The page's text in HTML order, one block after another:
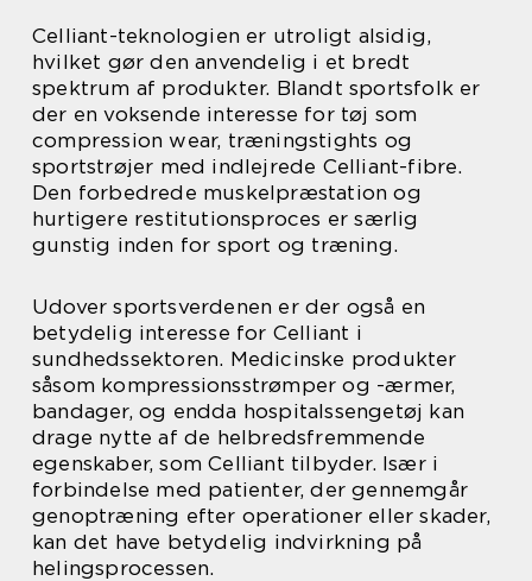
Celliant-teknologien er utroligt alsidig,
hvilket gør den anvendelig i et bredt
spektrum af produkter. Blandt sportsfolk er
der en voksende interesse for tøj som
compression wear, træningstights og
sportstrøjer med indlejrede Celliant-fibre.
Den forbedrede muskelpræstation og
hurtigere restitutionsproces er særlig
gunstig inden for sport og træning.
Udover sportsverdenen er der også en
betydelig interesse for Celliant i
sundhedssektoren. Medicinske produkter
såsom kompressionsstrømper og -ærmer,
bandager, og endda hospitalssengetøj kan
drage nytte af de helbredsfremmende
egenskaber, som Celliant tilbyder. Især i
forbindelse med patienter, der gennemgår
genoptræning efter operationer eller skader,
kan det have betydelig indvirkning på
helingsprocessen.